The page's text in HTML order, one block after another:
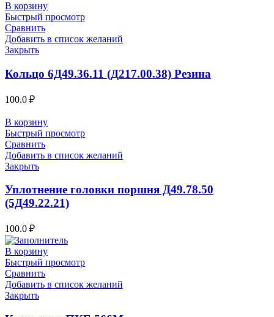
В корзину
Быстрый просмотр
Сравнить
Добавить в список желаний
Закрыть
Кольцо 6Д49.36.11 (Д217.00.38) Резина
100.0 ₽
В корзину
Быстрый просмотр
Сравнить
Добавить в список желаний
Закрыть
Уплотнение головки поршня Д49.78.50
(5Д49.22.21)
100.0 ₽
В корзину
Быстрый просмотр
Сравнить
Добавить в список желаний
Закрыть